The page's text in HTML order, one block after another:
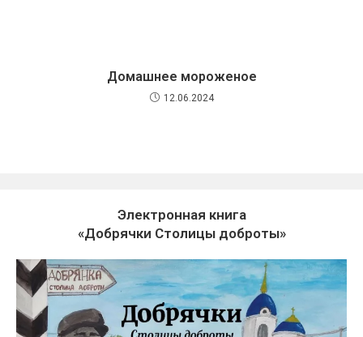
Домашнее мороженое
12.06.2024
Электронная книга
«Добрячки Столицы доброты»